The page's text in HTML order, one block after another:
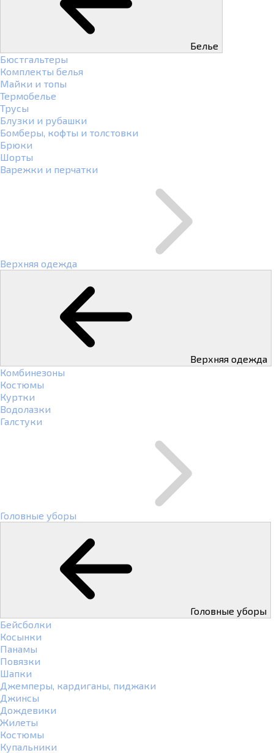
Белье
Бюстгальтеры
Комплекты белья
Майки и топы
Термобелье
Трусы
Блузки и рубашки
Бомберы, кофты и толстовки
Брюки
Шорты
Варежки и перчатки
Верхняя одежда
Верхняя одежда
Комбинезоны
Костюмы
Куртки
Водолазки
Галстуки
Головные уборы
Головные уборы
Бейсболки
Косынки
Панамы
Повязки
Шапки
Джемперы, кардиганы, пиджаки
Джинсы
Дождевики
Жилеты
Костюмы
Купальники